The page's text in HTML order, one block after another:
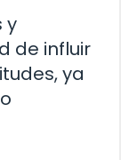
y
de influir
ya